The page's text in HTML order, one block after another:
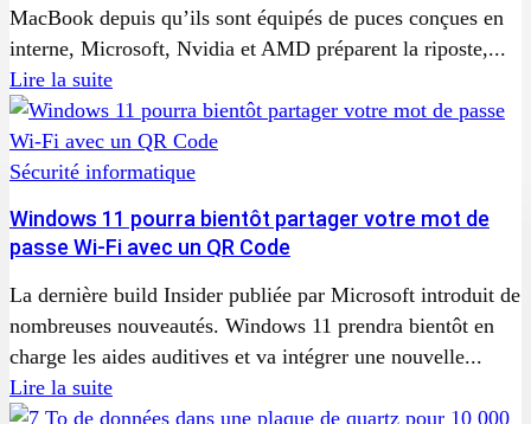
MacBook depuis qu’ils sont équipés de puces conçues en
interne, Microsoft, Nvidia et AMD préparent la riposte,...
Lire la suite
Sécurité informatique
Windows 11 pourra bientôt partager votre mot de
passe Wi-Fi avec un QR Code
La dernière build Insider publiée par Microsoft introduit de
nombreuses nouveautés. Windows 11 prendra bientôt en
charge les aides auditives et va intégrer une nouvelle...
Lire la suite